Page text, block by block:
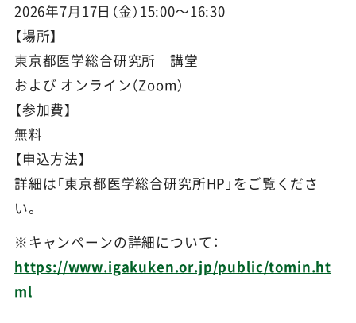
2026年7月17日（金）15:00～16:30
【場所】
東京都医学総合研究所 講堂
および オンライン（Zoom）
【参加費】
無料
【申込方法】
詳細は「東京都医学総合研究所HP」をご覧くださ
い。
※キャンペーンの詳細について：
https://www.igakuken.or.jp/public/tomin.ht
ml